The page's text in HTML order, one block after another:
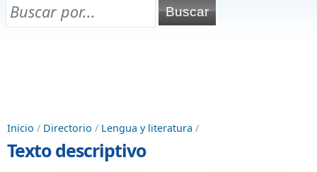
Chuletas para exámenes
Inicio / Directorio / Lengua y literatura /
Texto descriptivo